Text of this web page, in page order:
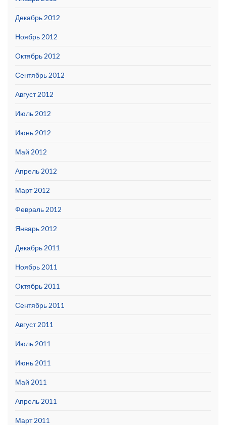
Декабрь 2012
Ноябрь 2012
Октябрь 2012
Сентябрь 2012
Август 2012
Июль 2012
Июнь 2012
Май 2012
Апрель 2012
Март 2012
Февраль 2012
Январь 2012
Декабрь 2011
Ноябрь 2011
Октябрь 2011
Сентябрь 2011
Август 2011
Июль 2011
Июнь 2011
Май 2011
Апрель 2011
Март 2011